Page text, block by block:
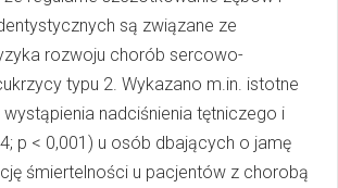
są związane ze
rozwoju chorób sercowo-
typu 2. Wykazano m.in. istotne
nadciśnienia tętniczego i
p < 0,001) u osób dbających o jamę
śmiertelności u pacjentów z chorobą